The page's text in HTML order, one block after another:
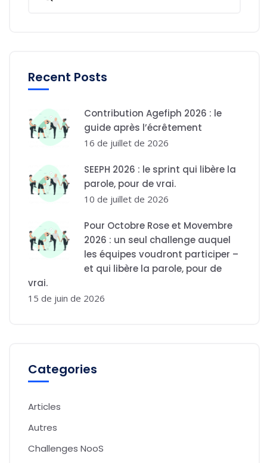
Recent Posts
Contribution Agefiph 2026 : le
guide après l’écrêtement
16 de juillet de 2026
SEEPH 2026 : le sprint qui libère la
parole, pour de vrai.
10 de juillet de 2026
Pour Octobre Rose et Movembre
2026 : un seul challenge auquel
les équipes voudront participer –
et qui libère la parole, pour de
vrai.
15 de juin de 2026
Categories
Articles
Autres
Challenges NooS